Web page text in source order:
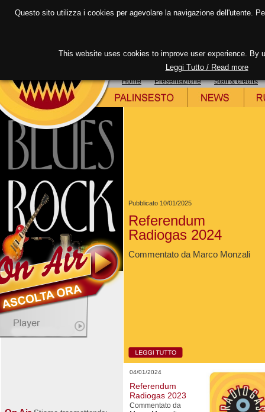
Home Presentazione Staff & credits
Pubblicato 10/01/2025
Referendum
Radiogas 2024
Commentato da Marco Monzali
04/01/2024
Referendum
Radiogas 2023
Commentato da
Questo sito utilizza i cookies per agevolare la navigazione dell'utente.
This website uses cookies to improve user experience. By
Leggi Tutto / Read more